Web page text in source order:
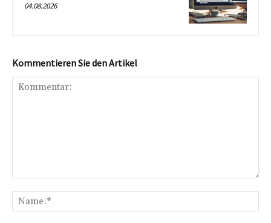
04.08.2026
Kommentieren Sie den Artikel